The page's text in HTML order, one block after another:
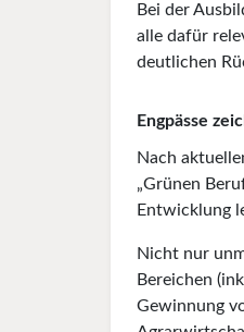
Bei der
alle dafür
deutlichen
Engpässe
Nach
„Grünen
Entwicklung
Nicht nur
Bereichen
Gewinnung